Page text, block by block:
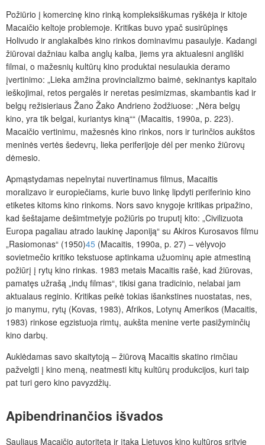
Požiūrio į komercinę kino rinką kompleksiškumas ryškėja ir kitoje
Macaičio keltoje problemoje. Kritikas buvo ypač susirūpinęs
Holivudo ir anglakalbės kino rinkos dominavimu pasaulyje. Kadangi
žiūrovai dažniau kalba anglų kalba, jiems yra aktualesni angliški
filmai, o mažesnių kultūrų kino produktai nesulaukia deramo
įvertinimo: „Lieka amžina provincializmo baimė, sekinantys kapitalo
ieškojimai, retos pergalės ir neretas pesimizmas, skambantis kad ir
belgų režisieriaus Žano Žako Andrieno žodžiuose: „Nėra belgų
kino, yra tik belgai, kuriantys kiną““ (Macaitis, 1990a, p. 223).
Macaičio vertinimu, mažesnės kino rinkos, nors ir turinčios aukštos
meninės vertės šedevrų, lieka periferijoje dėl per menko žiūrovų
dėmesio.
Apmąstydamas nepelnytai nuvertinamus filmus, Macaitis
moralizavo ir europiečiams, kurie buvo linkę lipdyti periferinio kino
etiketes kitoms kino rinkoms. Nors savo knygoje kritikas pripažino,
kad šeštajame dešimtmetyje požiūris po truputį kito: „Civilizuota
Europa pagaliau atrado laukinę Japoniją“ su Akiros Kurosavos filmu
„Rasiomonas“ (1950)45 (Macaitis, 1990a, p. 27) – vėlyvojo
sovietmečio kritiko tekstuose aptinkama užuominų apie atmestiną
požiūrį į rytų kino rinkas. 1983 metais Macaitis rašė, kad žiūrovas,
pamatęs užrašą „indų filmas“, tikisi gana tradicinio, nelabai jam
aktualaus reginio. Kritikas peikė tokias išankstines nuostatas, nes,
jo manymu, rytų (Kovas, 1983), Afrikos, Lotynų Amerikos (Macaitis,
1983) rinkose egzistuoja rimtų, aukšta menine verte pasižyminčių
kino darbų.
Auklėdamas savo skaitytoją – žiūrovą Macaitis skatino rimčiau
pažvelgti į kino meną, neatmesti kitų kultūrų produkcijos, kuri taip
pat turi gero kino pavyzdžių.
Apibendrinančios išvados
Sauliaus Macaičio autoritetą ir įtaką Lietuvos kino kultūros srityje